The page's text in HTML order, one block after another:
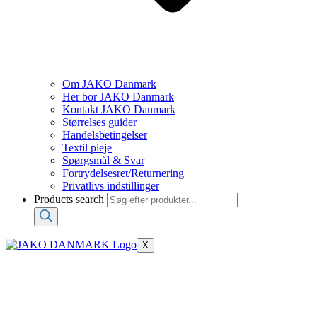
Om JAKO Danmark
Her bor JAKO Danmark
Kontakt JAKO Danmark
Størrelses guider
Handelsbetingelser
Textil pleje
Spørgsmål & Svar
Fortrydelsesret/Returnering
Privatlivs indstillinger
Products search
X